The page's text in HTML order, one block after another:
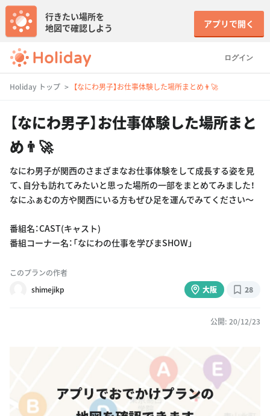
ログイン
行きたい場所を
地図で確認しよう
アプリで開く
Holiday トップ 【なにわ男子】お仕事体験した場所まとめ👨‍🚀
【なにわ男子】お仕事体験した場所まと
め👨‍🚀
なにわ男子が関西のさまざまなお仕事体験をして成長する姿を見
て、自分も訪れてみたいと思った場所の一部をまとめてみました！
なにふぁむの方や関西にいる方もぜひ足を運んでみてください〜
番組名：CAST(キャスト)
番組コーナー名：「なにわの仕事を学びまSHOW」
このプランの作者
shimejikp
大阪 28
公開: 20/12/23